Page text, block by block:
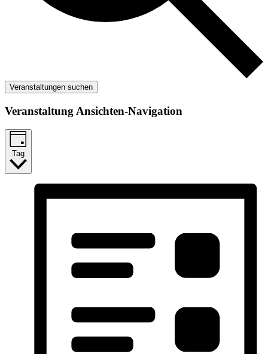
Veranstaltungen suchen
Veranstaltung Ansichten-Navigation
Tag